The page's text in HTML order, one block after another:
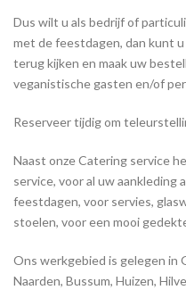
Dus wilt u als bedrijf of
met de feestdagen, dan kunt
terug kijken en maak uw
veganistische gasten en/of
Reserveer tijdig om
Naast onze Catering service
service, voor al uw aankleding
feestdagen, voor servies,
stoelen, voor een mooi
Ons werkgebied is gelegen in
Naarden, Bussum, Huizen,